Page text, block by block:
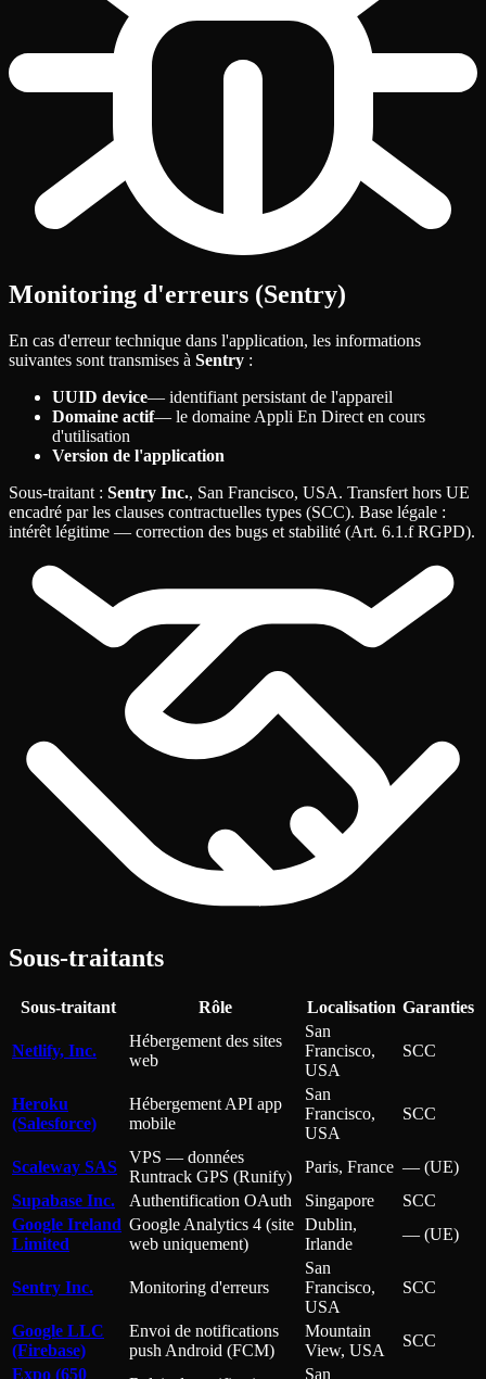
Monitoring d'erreurs (Sentry)
En cas d'erreur technique dans l'application, les informations
suivantes sont transmises à Sentry :
UUID device— identifiant persistant de l'appareil
Domaine actif— le domaine Appli En Direct en cours
d'utilisation
Version de l'application
Sous-traitant : Sentry Inc., San Francisco, USA. Transfert hors UE
encadré par les clauses contractuelles types (SCC). Base légale :
intérêt légitime — correction des bugs et stabilité (Art. 6.1.f RGPD).
Sous-traitants
Sous-traitant Rôle Localisation Garanties
Netlify, Inc.
Hébergement des sites
web
San
Francisco,
USA
SCC
Heroku
(Salesforce)
Hébergement API app
mobile
San
Francisco,
USA
SCC
Scaleway SAS
VPS — données
Runtrack GPS (Runify)
Paris, France — (UE)
Supabase Inc.
Authentification OAuth Singapore
SCC
Google Ireland
Limited
Google Analytics 4 (site
web uniquement)
Dublin,
Irlande
— (UE)
Sentry Inc. Monitoring d'erreurs
San
Francisco,
USA
SCC
Google LLC
(Firebase)
Envoi de notifications
push Android (FCM)
Mountain
View, USA
SCC
Expo (650
San